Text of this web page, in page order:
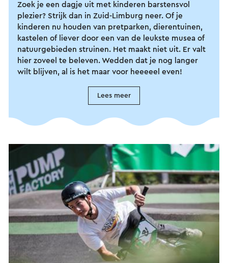
Zoek je een dagje uit met kinderen barstensvol
plezier? Strijk dan in Zuid-Limburg neer. Of je
kinderen nu houden van pretparken, dierentuinen,
kastelen of liever door een van de leukste musea of
natuurgebieden struinen. Het maakt niet uit. Er valt
hier zoveel te beleven. Wedden dat je nog langer
wilt blijven, al is het maar voor heeeeel even!
Lees meer